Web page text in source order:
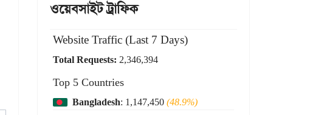
ওয়েবসাইট ট্রাফিক
Website Traffic (Last 7 Days)
Total Requests: 2,346,394
Top 5 Countries
Bangladesh: 1,147,450(48.9%)